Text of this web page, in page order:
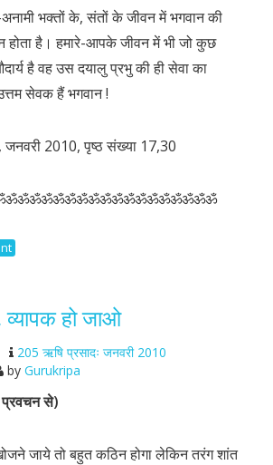
भक्तों के, संतों के जीवन में भगवान की
होता है। हमारे-आपके जीवन में भी जो कुछ
है वह उस दयालु प्रभु की ही सेवा का
सेवक हैं भगवान !
जनवरी 2010, पृष्ठ संख्या 17,30
व्यापक हो जाओ
205 ऋषि प्रसादः जनवरी 2010
by Gurukripa
से)
जाये तो बहुत कठिन होगा लेकिन तरंग शांत